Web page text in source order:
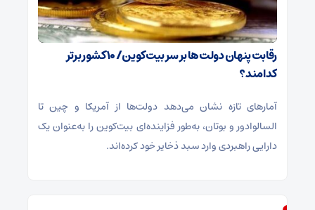
رقابت پنهان دولت‌ها بر سر بیت‌کوین/ ۱۰ کشور برتر
کدامند؟
آمارهای تازه نشان می‌دهد دولت‌ها از آمریکا و چین تا
السالوادور و بوتان، به‌طور فزاینده‌ای بیت‌کوین را به‌عنوان یک
دارایی راهبردی وارد سبد ذخایر خود کرده‌اند.